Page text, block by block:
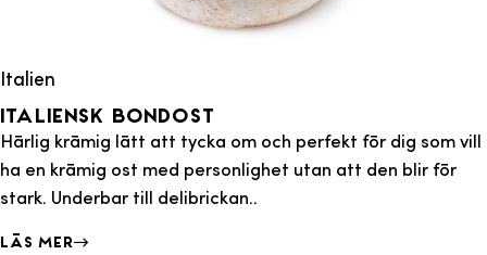
Italien
Italiensk Bondost
Härlig krämig lätt att tycka om och perfekt för dig som vill
ha en krämig ost med personlighet utan att den blir för
stark. Underbar till delibrickan..
Läs mer